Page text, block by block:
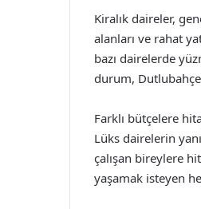
Kiralık daireler,
alanları ve rahat
bazı dairelerde
durum,
Farklı bütçelere
Lüks dairelerin
çalışan bireylere
yaşamak isteyen